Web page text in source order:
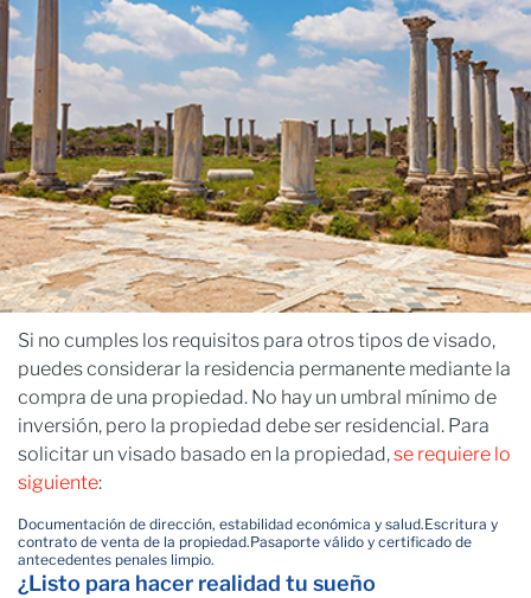
Si no cumples los requisitos para otros tipos de visado,
puedes considerar la residencia permanente mediante la
compra de una propiedad. No hay un umbral mínimo de
inversión, pero la propiedad debe ser residencial. Para
solicitar un visado basado en la propiedad,se requiere lo
siguiente:
Documentación de dirección, estabilidad económica y salud.Escritura y
contrato de venta de la propiedad.Pasaporte válido y certificado de
antecedentes penales limpio.
¿Listo para hacer realidad tu sueño